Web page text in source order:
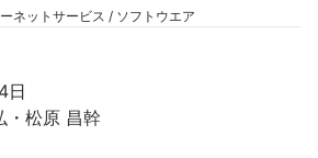
ネットサービス / ソフトウエア
日
・松原 昌幹